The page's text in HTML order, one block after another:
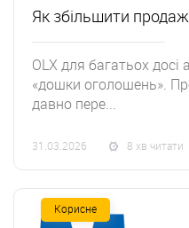
Як збільшити
OLX для багатьох
«дошки оголошень».
давно пере...
31.03.2026 8 хв читати
Корисне